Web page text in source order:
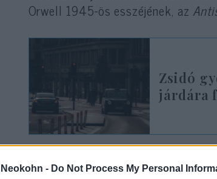
Neokohn - Do Not Process My Personal
Orwell 1945-ös esszéjének, az
Zsidó
járdára
„Egy 81 éves esszéhez képest